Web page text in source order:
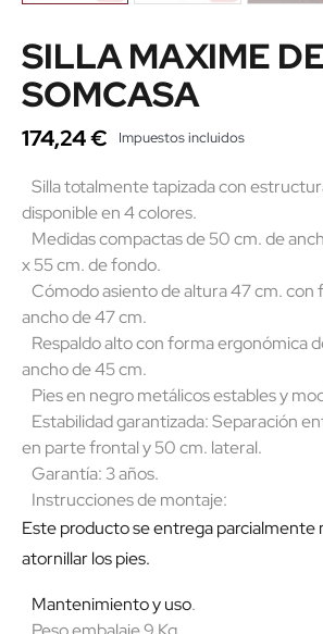
SILLA MAXIME
SOMCASA
174,24 € Impuestos incluidos
Silla totalmente tapizada con
disponible en 4 colores.
Medidas compactas de 50 cm. de
x 55 cm. de fondo.
Cómodo asiento de altura 47 cm. con
ancho de 47 cm.
Respaldo alto con forma ergonómica
ancho de 45 cm.
Pies en negro metálicos estables y
Estabilidad garantizada: Separación
en parte frontal y 50 cm. lateral.
Garantía: 3 años.
Instrucciones de montaje:
Este producto se entrega parcialmente
atornillar los pies.
Mantenimiento y uso.